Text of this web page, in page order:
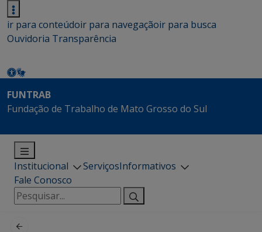
ir para conteúdoir para navegaçãoir para busca
Ouvidoria Transparência
FUNTRAB
Fundação de Trabalho de Mato Grosso do Sul
Institucional ServiçosInformativos
Fale Conosco
Pesquisar
por: